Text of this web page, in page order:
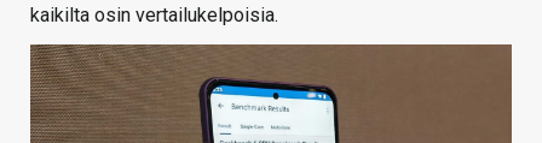
kaikilta osin vertailukelpoisia.